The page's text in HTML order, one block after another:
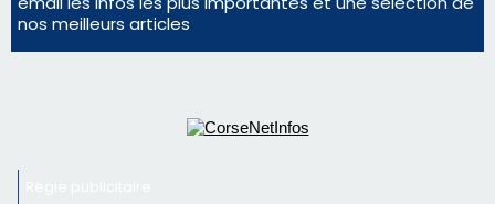
Deux jeunes Ajacciens sur la voie de la médecine